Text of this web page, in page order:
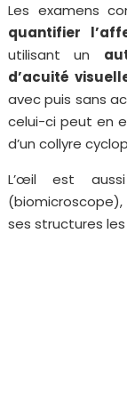
Les examens
quantifier
utilisant un
d’acuité
avec puis sans
celui-ci peut en
d’un collyre
L’œil est
ses structures